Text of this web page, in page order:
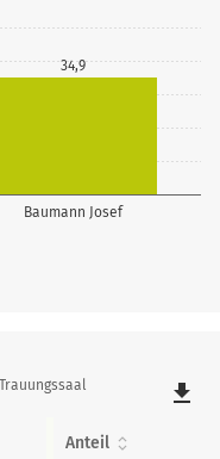
Baumann Josef
34,9
file_download
Anteil